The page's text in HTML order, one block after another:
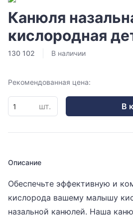
Канюля
кислородная
130 102 В наличии
Рекомендованная цена:
шт. В
Описание
Обеспечьте эффективную и
кислорода вашему малышу
назальной канюлей. Наша